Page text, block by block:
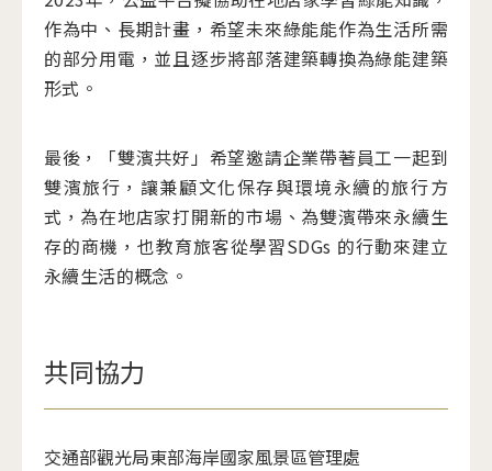
作為中、長期計畫，希望未來綠能能作為生活所需
的部分用電，並且逐步將部落建築轉換為綠能建築
形式。
最後，「雙濱共好」希望邀請企業帶著員工一起到
雙濱旅行，讓兼顧文化保存與環境永續的旅行方
式，為在地店家打開新的市場、為雙濱帶來永續生
存的商機，也教育旅客從學習SDGs 的行動來建立
永續生活的概念。
共同協力
交通部觀光局東部海岸國家風景區管理處